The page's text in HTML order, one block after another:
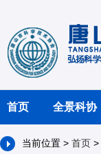
首页 全景科协
当前位置 > 首页 >